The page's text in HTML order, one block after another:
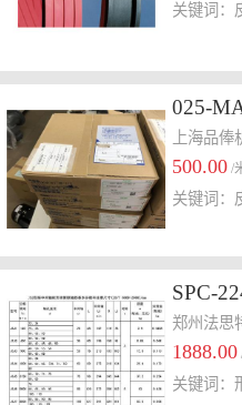
关键词：
025-
上海品俸
500.00 /
关键词：
SPC-
拆装锥
郑州法思
1888.00
关键词：